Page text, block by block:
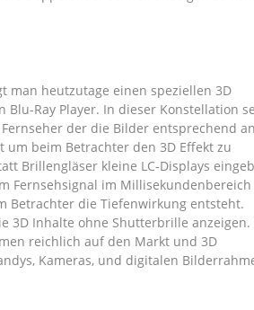
man heutzutage einen speziellen 3D
Ray Player. In dieser Konstellation
der die Bilder entsprechend
beim Betrachter den 3D Effekt zu
Brillengläser kleine LC-Displays
Fernsehsignal im Millisekundenbereich
Betrachter die Tiefenwirkung entsteht.
3D Inhalte ohne Shutterbrille anzeigen.
reichlich auf den Markt und 3D
Kameras, und digitalen